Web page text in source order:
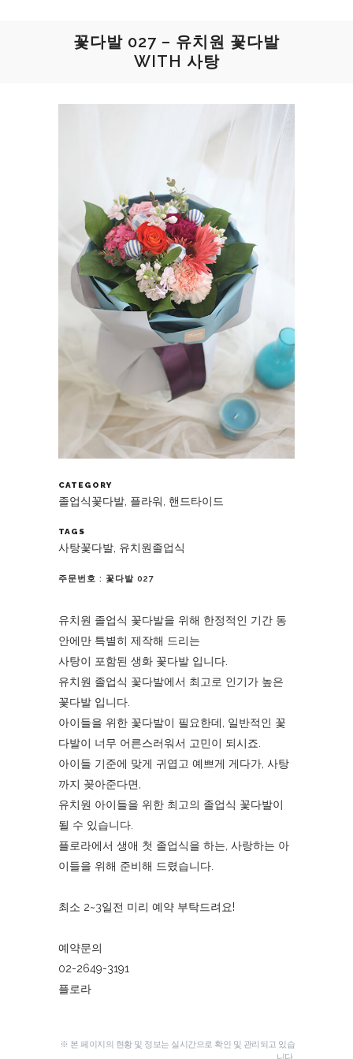
꽃다발 027 – 유치원 꽃다발
WITH 사탕
CATEGORY
졸업식꽃다발, 플라워, 핸드타이드
TAGS
사탕꽃다발, 유치원졸업식
주문번호 : 꽃다발 027
유치원 졸업식 꽃다발을 위해 한정적인 기간 동
안에만 특별히 제작해 드리는
사탕이 포함된 생화 꽃다발 입니다.
유치원 졸업식 꽃다발에서 최고로 인기가 높은
꽃다발 입니다.
아이들을 위한 꽃다발이 필요한데, 일반적인 꽃
다발이 너무 어른스러워서 고민이 되시죠.
아이들 기준에 맞게 귀엽고 예쁘게 게다가, 사탕
까지 꽂아준다면,
유치원 아이들을 위한 최고의 졸업식 꽃다발이
될 수 있습니다.
플로라에서 생애 첫 졸업식을 하는, 사랑하는 아
이들을 위해 준비해 드렸습니다.
최소 2~3일전 미리 예약 부탁드려요!
예약문의
02-2649-3191
플로라
※ 본 페이지의 현황 및 정보는 실시간으로 확인 및 관리되고 있습